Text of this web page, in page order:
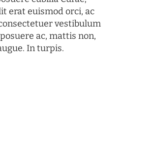
erat euismod orci, ac
vestibulum
ac, mattis non,
In turpis.